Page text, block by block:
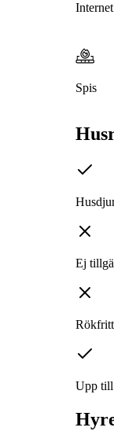
Internet
Spis
Ej
Rökfritt
Upp till